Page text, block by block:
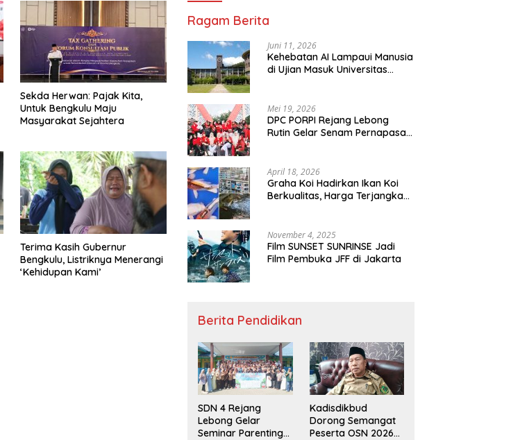
Sekda Herwan: Pajak Kita,
Untuk Bengkulu Maju
Masyarakat Sejahtera
Terima Kasih Gubernur
Bengkulu, Listriknya Menerangi
‘Kehidupan Kami’
Ragam Berita
Juni 11, 2026
Kehebatan AI Lampaui Manusia
di Ujian Masuk Universitas
Mei 19, 2026
DPC PORPI Rejang Lebong
Rutin Gelar Senam Pernapasan
April 18, 2026
Graha Koi Hadirkan Ikan Koi
Berkualitas, Harga Terjangkau
November 4, 2025
Film SUNSET SUNRINSE Jadi
Film Pembuka JFF di Jakarta
Berita Pendidikan
SDN 4 Rejang
Lebong Gelar
Seminar Parenting
Kadisdikbud
Dorong Semangat
Peserta OSN 2026